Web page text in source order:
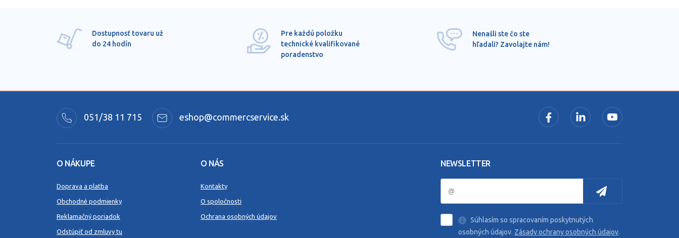
Dostupnosť tovaru už
do 24 hodín
Pre každú položku
technické kvalifikované
poradenstvo
Nenašli ste čo ste
hľadali? Zavolajte nám!
051/38 11 715 eshop@commercservice.sk
O NÁKUPE
Doprava a platba
Obchodné podmienky
Reklamačný poriadok
Odstúpiť od zmluvy tu
O NÁS
Kontakty
O spoločnosti
Ochrana osobných údajov
NEWSLETTER
Súhlasím so spracovaním poskytnutých
osobných údajov. Zásady ochrany osobných údajov.